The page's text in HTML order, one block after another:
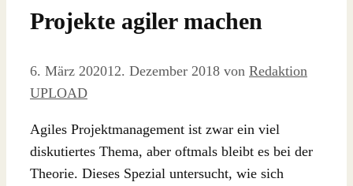
Projekte agiler machen
6. März 202012. Dezember 2018 von Redaktion
UPLOAD
Agiles Projektmanagement ist zwar ein viel
diskutiertes Thema, aber oftmals bleibt es bei der
Theorie. Dieses Spezial untersucht, wie sich